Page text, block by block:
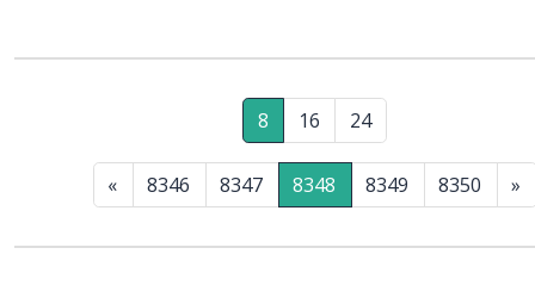
8 16 24
« 8346 8347 8348 8349 8350 »